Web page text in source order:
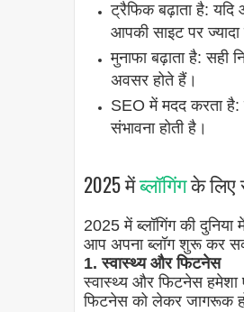
ट्रैफिक बढ़ाता है:
आपकी साइट पर
मुनाफा बढ़ाता है:
अवसर होते हैं।
SEO में मदद करता
संभावना होती है।
2025 मेंब्लॉगिंगके लिए
2025 में ब्लॉगिंग की
आप अपना ब्लॉग शुरू कर
1. स्वास्थ्य और फिटनेस
स्वास्थ्य और फिटनेस हमेशा
फिटनेस को लेकर जागरूक